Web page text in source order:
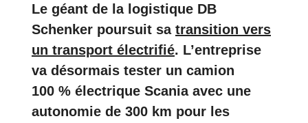
Le géant de la logistique DB
Schenker poursuit sa transition vers
un transport électrifié. L’entreprise
va désormais tester un camion
100 % électrique Scania avec une
autonomie de 300 km pour les